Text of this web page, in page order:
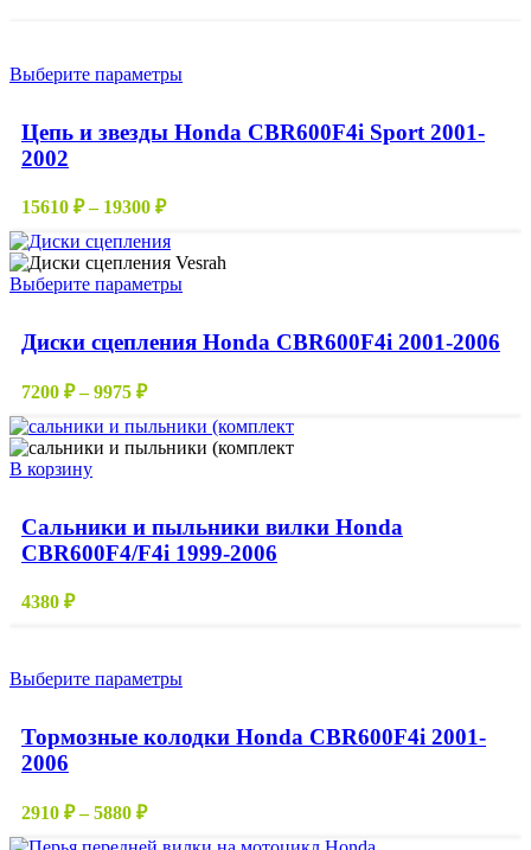
Выберите параметрыЭтот
несколько
странице
товара.
Цепь и звезды Honda CBR600F4i Sport 2001-
2002
15610 ₽ – 19300 ₽Диапазон
15610 ₽
–
19300 ₽
Выберите параметрыЭтот
несколько
выбрать
на
Диски сцепления Honda CBR600F4i 2001-2006
7200 ₽ – 9975 ₽Диапазон
7200 ₽
–
В корзину
Сальники и пыльники вилки Honda
CBR600F4/F4i 1999-2006
4380 ₽
Выберите параметрыЭтот
несколько
Тормозные колодки Honda CBR600F4i 2001-
2006
2910 ₽ – 5880 ₽Диапазон